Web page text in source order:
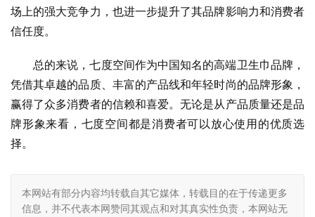
场上的强大竞争力，也进一步提升了其品牌影响力和消费者
信任度。
总的来说，七度空间作为中国知名的高端卫生巾品牌，
凭借其卓越的品质、丰富的产品线和年轻时尚的品牌形象，
赢得了众多消费者的信赖和喜爱。无论是从产品质量还是品
牌形象来看，七度空间都是消费者可以放心使用的优质选
择。
本网站有部分内容均转载自其它媒体，转载目的在于传递更多
信息，并不代表本网赞同其观点和对其真实性负责，本网站无